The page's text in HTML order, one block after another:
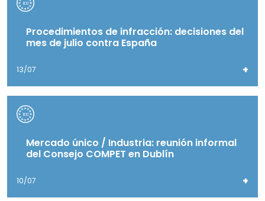
Procedimientos de infracción: decisiones del
mes de julio contra España
13/07 +
Mercado único / Industria: reunión informal
del Consejo COMPET en Dublín
10/07 +